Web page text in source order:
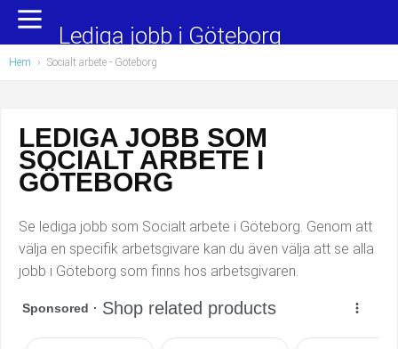
Yrkesområden
Administration, ekonomi, juridik
Chefer och verksamhetsledare
Data/IT
Försäljning, inköp, marknadsföring
Hantverksyrken
Populära jobb
Undersköterska, hemtjänst och äldreboende
Barnskötare
Lärare i förskola/Förskollärare
Lagerarbetare
Bussförare/Busschaufför
Lediga jobb i Göteborg
Hem › Socialt arbete - Göteborg
LEDIGA JOBB SOM
SOCIALT ARBETE I
GÖTEBORG
Se lediga jobb som Socialt arbete i Göteborg. Genom att
välja en specifik arbetsgivare kan du även välja att se alla
jobb i Göteborg som finns hos arbetsgivaren.